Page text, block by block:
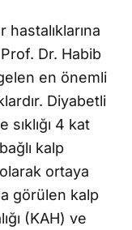
hastalıklarına
Dr. Habib
en önemli
Diyabetli
sıklığı 4 kat
kalp
ortaya
görülen kalp
(KAH) ve